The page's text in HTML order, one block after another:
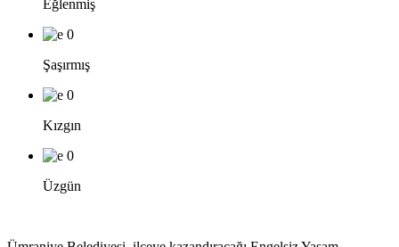
Eğlenmiş
0
Şaşırmış
0
Kızgın
0
Üzgün